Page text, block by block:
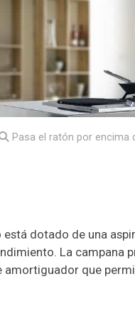
Pasa el ratón por encima
está dotado de una
La campana
amortiguador que